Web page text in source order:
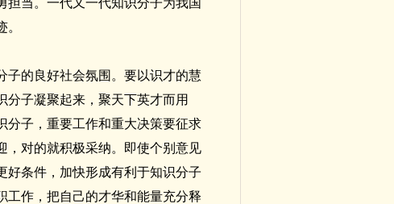
担当。一代又一代知识分子为我国
子的良好社会氛围。要以识才的慧
分子凝聚起来，聚天下英才而用
分子，重要工作和重大决策要征求
，对的就积极采纳。即使个别意见
好条件，加快形成有利于知识分子
工作，把自己的才华和能量充分释